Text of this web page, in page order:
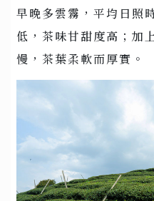
早晚多雲霧，平均日照
低，茶味甘甜度高；加
慢，茶葉柔軟而厚實。